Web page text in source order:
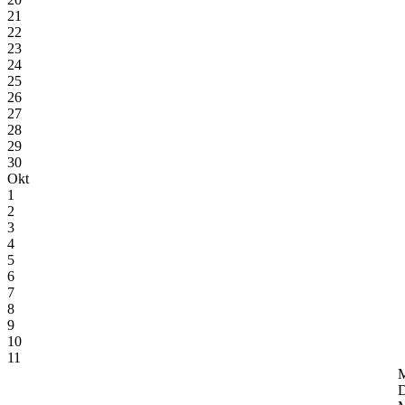
21
22
23
24
25
26
27
28
29
30
Okt
1
2
3
4
5
6
7
8
9
10
11